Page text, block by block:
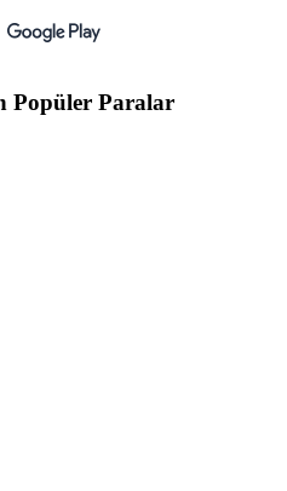
Popüler Paralar